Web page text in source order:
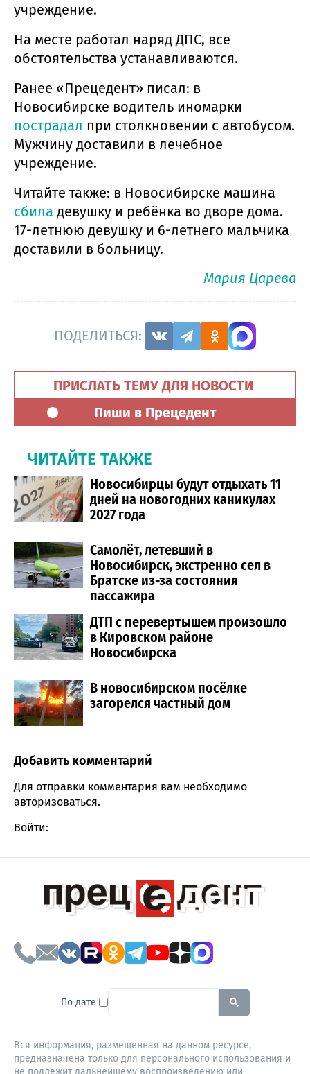
учреждение.
На месте работал наряд ДПС, все
обстоятельства устанавливаются.
Ранее «Прецедент» писал: в
Новосибирске водитель иномарки
пострадал при столкновении с автобусом.
Мужчину доставили в лечебное
учреждение.
Читайте также: в Новосибирске машина
сбила девушку и ребёнка во дворе дома.
17-летнюю девушку и 6-летнего мальчика
доставили в больницу.
Мария Царева
ПОДЕЛИТЬСЯ:
ПРИСЛАТЬ ТЕМУ ДЛЯ НОВОСТИ
Пиши в Прецедент
ЧИТАЙТЕ ТАКЖЕ
Новосибирцы будут отдыхать 11
дней на новогодних каникулах
2027 года
Самолёт, летевший в
Новосибирск, экстренно сел в
Братске из-за состояния
пассажира
ДТП с перевертышем произошло
в Кировском районе
Новосибирска
В новосибирском посёлке
загорелся частный дом
Comment section
Добавить комментарий
Для отправки комментария вам необходимо
авторизоваться.
Войти:
По дате To search this site, enter a
Вся информация, размещенная на данном ресурсе,
предназначена только для персонального использования и